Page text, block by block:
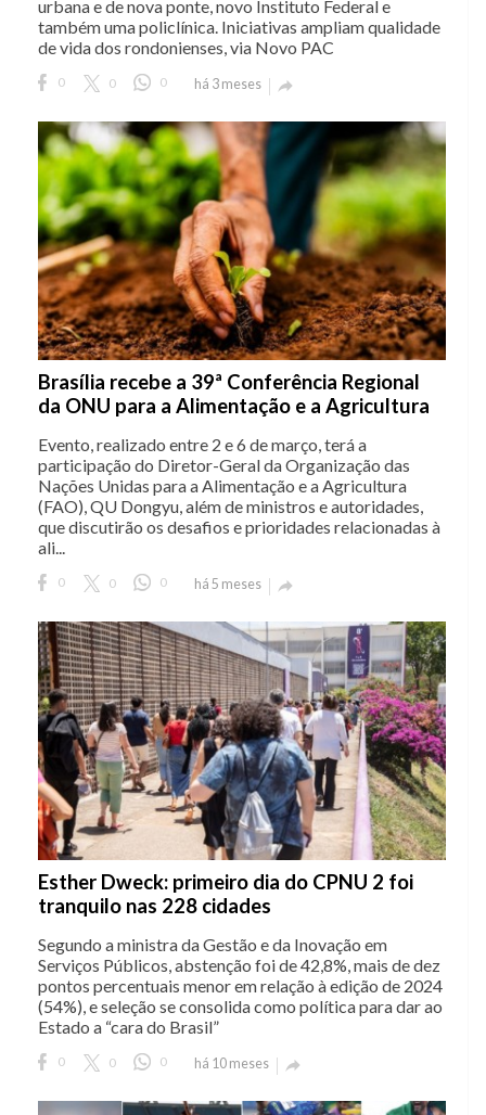
urbana e de nova ponte, novo Instituto Federal e
também uma policlínica. Iniciativas ampliam qualidade
de vida dos rondonienses, via Novo PAC
0 0 0 há 3 meses 
Brasília recebe a 39ª Conferência Regional
da ONU para a Alimentação e a Agricultura
Evento, realizado entre 2 e 6 de março, terá a
participação do Diretor-Geral da Organização das
Nações Unidas para a Alimentação e a Agricultura
(FAO), QU Dongyu, além de ministros e autoridades,
que discutirão os desafios e prioridades relacionadas à
ali...
0 0 0 há 5 meses 
Esther Dweck: primeiro dia do CPNU 2 foi
tranquilo nas 228 cidades
Segundo a ministra da Gestão e da Inovação em
Serviços Públicos, abstenção foi de 42,8%, mais de dez
pontos percentuais menor em relação à edição de 2024
(54%), e seleção se consolida como política para dar ao
Estado a “cara do Brasil”
0 0 0 há 10 meses 